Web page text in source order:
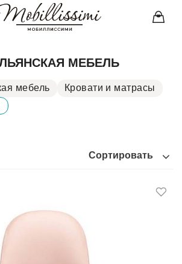
МЕБЕЛЬ
мебель
Кровати и матрасы
Сортировать